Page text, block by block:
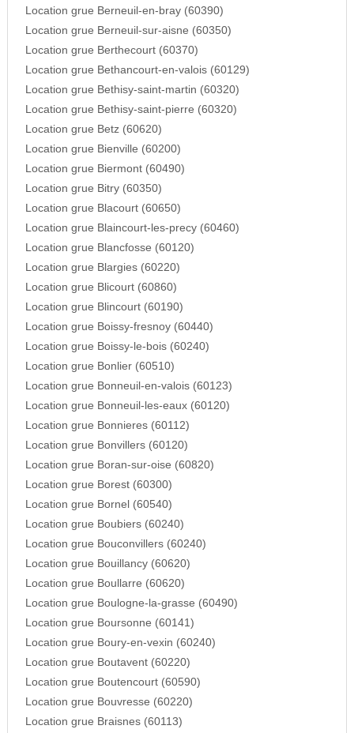
Location grue Berneuil-en-bray (60390)
Location grue Berneuil-sur-aisne (60350)
Location grue Berthecourt (60370)
Location grue Bethancourt-en-valois (60129)
Location grue Bethisy-saint-martin (60320)
Location grue Bethisy-saint-pierre (60320)
Location grue Betz (60620)
Location grue Bienville (60200)
Location grue Biermont (60490)
Location grue Bitry (60350)
Location grue Blacourt (60650)
Location grue Blaincourt-les-precy (60460)
Location grue Blancfosse (60120)
Location grue Blargies (60220)
Location grue Blicourt (60860)
Location grue Blincourt (60190)
Location grue Boissy-fresnoy (60440)
Location grue Boissy-le-bois (60240)
Location grue Bonlier (60510)
Location grue Bonneuil-en-valois (60123)
Location grue Bonneuil-les-eaux (60120)
Location grue Bonnieres (60112)
Location grue Bonvillers (60120)
Location grue Boran-sur-oise (60820)
Location grue Borest (60300)
Location grue Bornel (60540)
Location grue Boubiers (60240)
Location grue Bouconvillers (60240)
Location grue Bouillancy (60620)
Location grue Boullarre (60620)
Location grue Boulogne-la-grasse (60490)
Location grue Boursonne (60141)
Location grue Boury-en-vexin (60240)
Location grue Boutavent (60220)
Location grue Boutencourt (60590)
Location grue Bouvresse (60220)
Location grue Braisnes (60113)